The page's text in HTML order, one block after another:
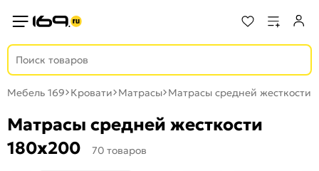
Мебель 169 Кровати Матрасы Матрасы средней жесткости
Матрасы средней жесткости
180x200
70 товаров